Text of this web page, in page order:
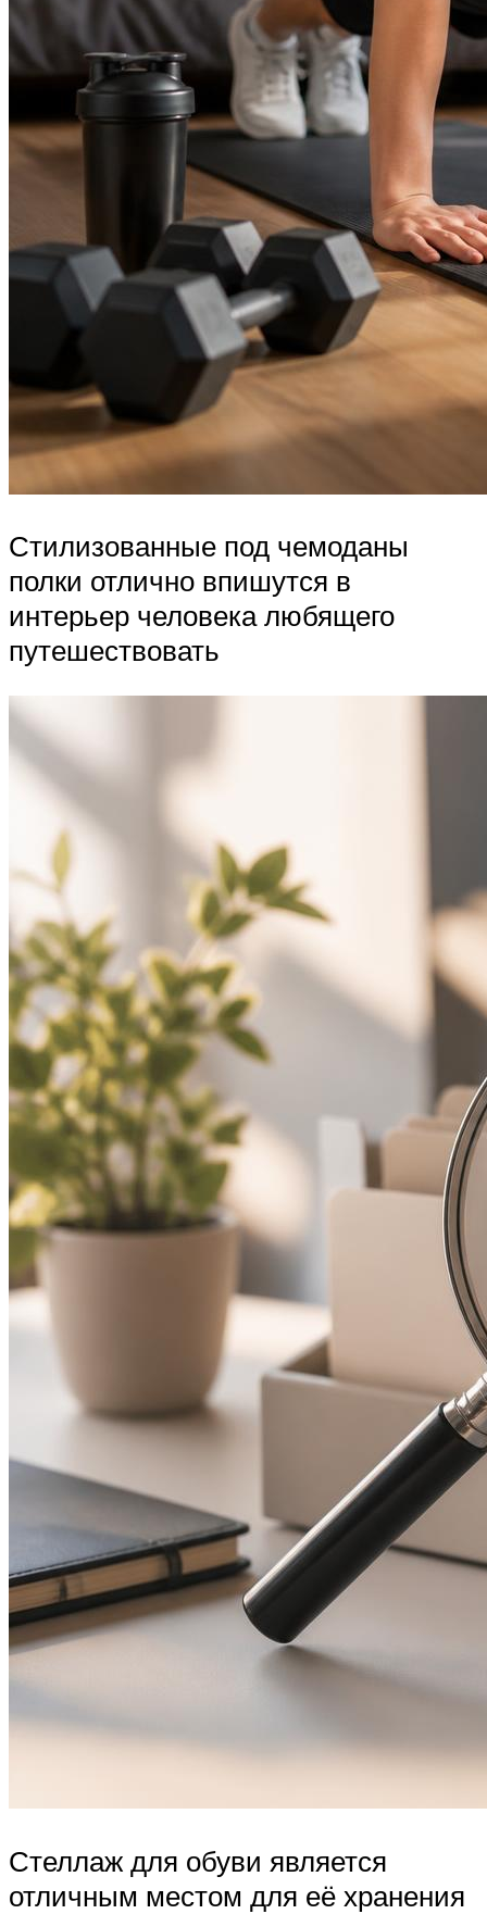
Стилизованные под чемоданы
полки отлично впишутся в
интерьер человека любящего
путешествовать
Стеллаж для обуви является
отличным местом для её хранения